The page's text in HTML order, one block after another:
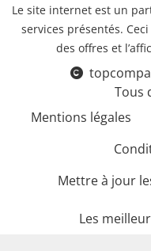
Le site internet est un
services présentés.
des offres et
Tous
Mentions légales
Mettre à jour
Les